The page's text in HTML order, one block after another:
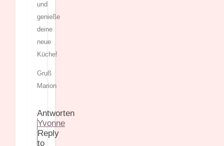
und
genieße
deine
neue
Küche!
Gruß
Marion
Antworten
Yvonne
Reply
to